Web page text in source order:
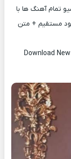
تمام آهنگ ها با
مستقیم + متن
Download